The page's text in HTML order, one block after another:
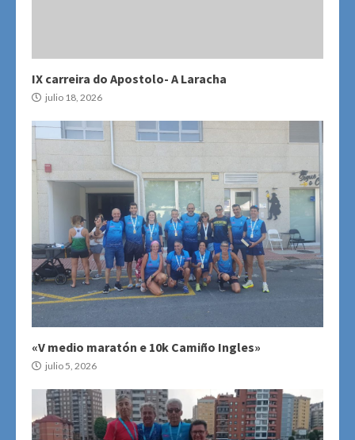
IX carreira do Apostolo- A Laracha
julio 18, 2026
«V medio maratón e 10k Camiño Ingles»
julio 5, 2026